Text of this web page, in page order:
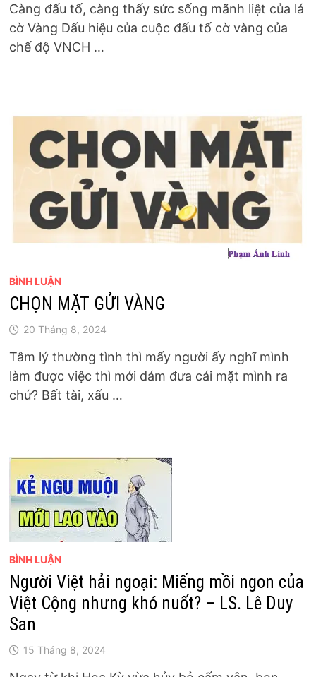
Càng đấu tố, càng thấy sức sống mãnh liệt của lá
cờ Vàng Dấu hiệu của cuộc đấu tố cờ vàng của
chế độ VNCH …
BÌNH LUẬN
CHỌN MẶT GỬI VÀNG
20 Tháng 8, 2024
Tâm lý thường tình thì mấy người ấy nghĩ mình
làm được việc thì mới dám đưa cái mặt mình ra
chứ? Bất tài, xấu …
BÌNH LUẬN
Người Việt hải ngoại: Miếng mồi ngon của
Việt Cộng nhưng khó nuốt? – LS. Lê Duy
San
15 Tháng 8, 2024